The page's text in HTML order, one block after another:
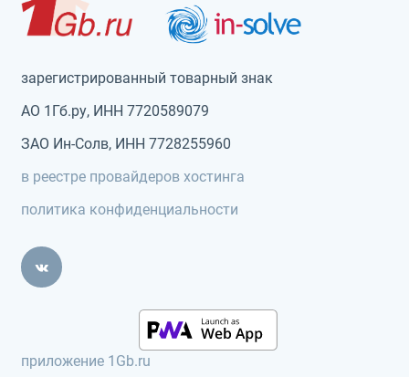
зарегистрированный товарный знак
АО 1Гб.ру, ИНН 7720589079
ЗАО Ин-Солв, ИНН 7728255960
в реестре провайдеров хостинга
политика конфиденциальности
приложение 1Gb.ru